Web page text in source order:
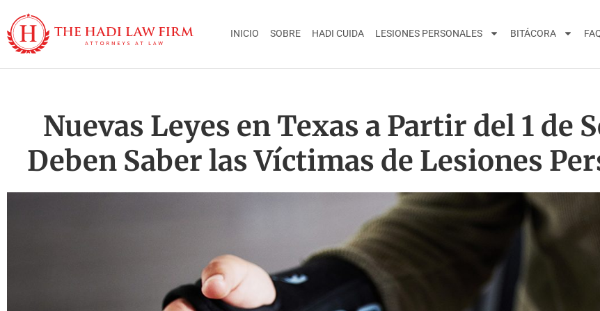
INICIO SOBRE HADI CUIDA LESIONES PERSONALES BITÁCORA
Nuevas Leyes en Texas a Partir del 1 de
Deben Saber las Víctimas de Lesiones